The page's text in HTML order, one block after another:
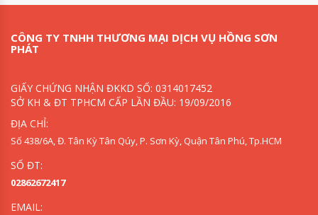
CÔNG TY TNHH THƯƠNG MẠI DỊCH VỤ HỒNG SƠN
PHÁT
GIẤY CHỨNG NHẬN ĐKKD SỐ: 0314017452
SỞ KH & ĐT TPHCM CẤP LẦN ĐẦU: 19/09/2016
ĐỊA CHỈ:
Số 438/6A, Đ. Tân Kỳ Tân Qúy, P. Sơn Kỳ, Quận Tân Phú, Tp.HCM
SỐ ĐT:
02862672417
EMAIL: